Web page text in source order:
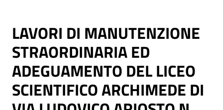
LAVORI DI MANUTENZIONE
STRAORDINARIA ED
ADEGUAMENTO DEL LICEO
SCIENTIFICO ARCHIMEDE DI